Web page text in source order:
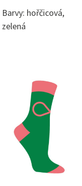
Barvy: hořčicová,
zelená